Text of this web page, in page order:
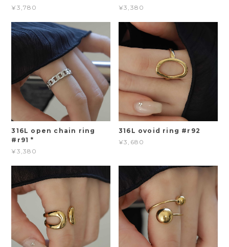
¥3,780
¥3,380
316L open chain ring
#r91 *
¥3,380
316L ovoid ring #r92
¥3,680